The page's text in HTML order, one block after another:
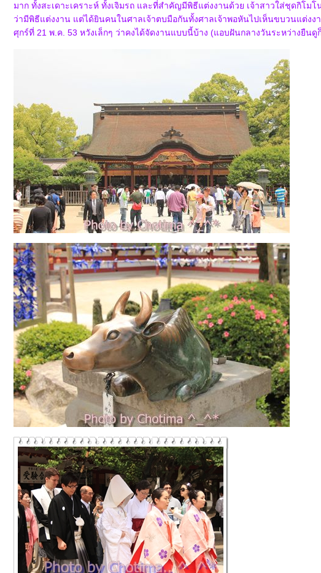
มาก ทั้งสะเดาะเคราะห์ ทั้งเจิมรถ และที่สำคัญมีพิธีแต่งงานด้วย เจ้าสาวใส่ชุดกิโ
ว่ามีพิธีแต่งงาน แต่ได้ยินคนในศาลเจ้าตบมือกันทั้งศาลเจ้าพอหันไปเห็นขบวนแต่งง
ศุกร์ที่ 21 พ.ค. 53 หวังเล็กๆ ว่าคงได้จัดงานแบบนี้บ้าง (แอบฝันกลางวันระหว่างยืนดู